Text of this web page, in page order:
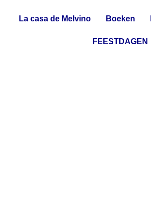
La casa de Melvino Boeken
FEESTDAGEN